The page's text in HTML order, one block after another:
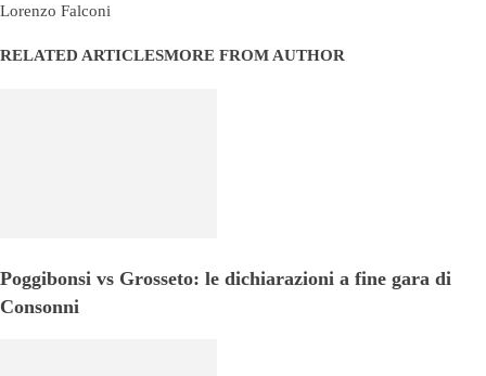
Lorenzo Falconi
RELATED ARTICLESMORE FROM AUTHOR
Poggibonsi vs Grosseto: le dichiarazioni a fine gara di
Consonni